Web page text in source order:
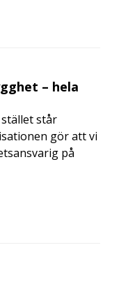
– hela
står
gör att vi
på